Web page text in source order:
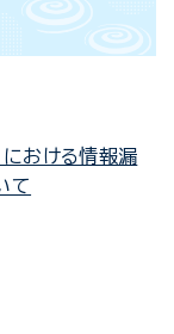
における情報漏
て